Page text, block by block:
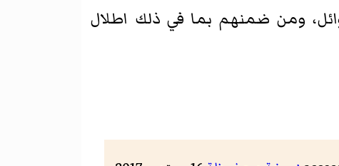
ومن ضمنهم بما في ذلك اطلال